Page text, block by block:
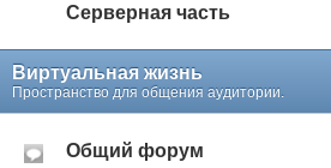
Серверная часть
Виртуальная жизнь
Пространство для общения аудитории.
Общий форум